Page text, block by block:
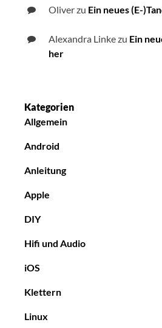
Oliverzu Ein neues (E-
Alexandra Linkezu Ein
her
Kategorien
Allgemein
Android
Anleitung
Apple
DIY
Hifi und Audio
iOS
Klettern
Linux